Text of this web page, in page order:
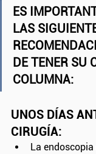
ES
LAS
DE TENER SU
COLUMNA:
UNOS DÍAS
CIRUGÍA:
La